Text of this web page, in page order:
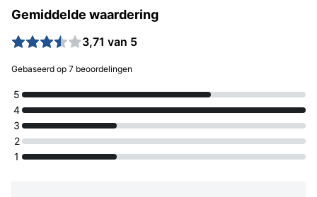
Gemiddelde waardering
3,71 van 5
Gebaseerd op 7 beoordelingen
5
4
3
2
1